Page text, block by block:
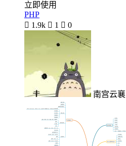
立即使用
PHP
 1.9k  1  0
南宫云襄